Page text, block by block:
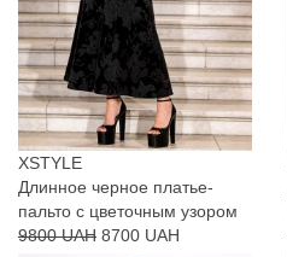
XSTYLE
Длинное черное платье-
пальто с цветочным узором
9800 UAH 8700 UAH